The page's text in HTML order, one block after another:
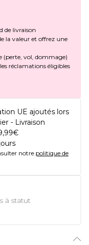
de livraison
la valeur et offrez une
(perte, vol, dommage)
réclamations éligibles
UE ajoutés lors
- Livraison
notre politique de
à statut